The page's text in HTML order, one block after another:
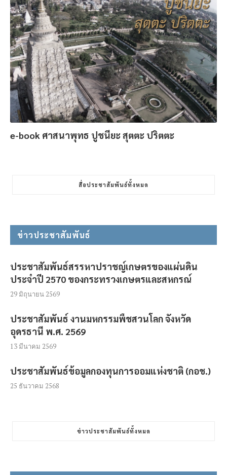
e-book ศาสนาพุทธ ปูชนียะ สุตตะ ปริตตะ
สื่อประชาสัมพันธ์ทั้งหมด
ข่าวประชาสัมพันธ์
ประชาสัมพันธ์สรรหาปราชญ์เกษตรของแผ่นดิน
ประจำปี 2570 ของกระทรวงเกษตรและสหกรณ์
29 มิถุนายน 2569
ประชาสัมพันธ์ งานมหกรรมพืชสวนโลก จังหวัด
อุดรธานี พ.ศ. 2569
13 มีนาคม 2569
ประชาสัมพันธ์ข้อมูลกองทุนการออมแห่งชาติ (กอช.)
25 ธันวาคม 2568
ข่าวประชาสัมพันธ์ทั้งหมด